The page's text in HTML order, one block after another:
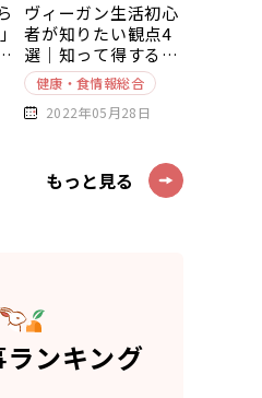
ヴィーガン生活初心
者が知りたい観点4
選｜知って得する豆
知識～基本編～
健康・食情報総合
2022年05月28日
もっと見る
ンキング